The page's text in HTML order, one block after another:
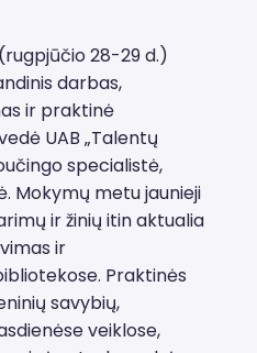
28-29 d.)
darbas,
ir praktinė
UAB „Talentų
specialistė,
Mokymų metu jaunieji
ir žinių itin aktualia
ir
Praktinės
savybių,
veiklose,